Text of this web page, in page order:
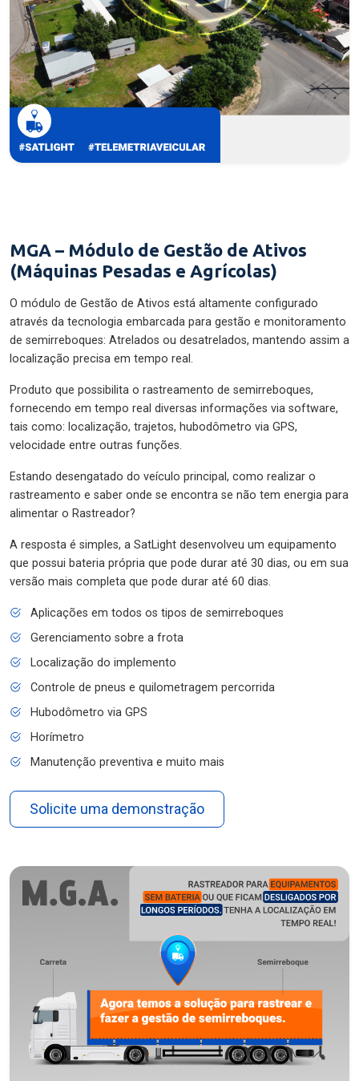
MGA – Módulo de Gestão de Ativos
(Máquinas Pesadas e Agrícolas)
O módulo de Gestão de Ativos está altamente configurado
através da tecnologia embarcada para gestão e monitoramento
de semirreboques: Atrelados ou desatrelados, mantendo assim a
localização precisa em tempo real.
Produto que possibilita o rastreamento de semirreboques,
fornecendo em tempo real diversas informações via software,
tais como: localização, trajetos, hubodômetro via GPS,
velocidade entre outras funções.
Estando desengatado do veículo principal, como realizar o
rastreamento e saber onde se encontra se não tem energia para
alimentar o Rastreador?
A resposta é simples, a SatLight desenvolveu um equipamento
que possui bateria própria que pode durar até 30 dias, ou em sua
versão mais completa que pode durar até 60 dias.
Aplicações em todos os tipos de semirreboques
Gerenciamento sobre a frota
Localização do implemento
Controle de pneus e quilometragem percorrida
Hubodômetro via GPS
Horímetro
Manutenção preventiva e muito mais
Solicite uma demonstração